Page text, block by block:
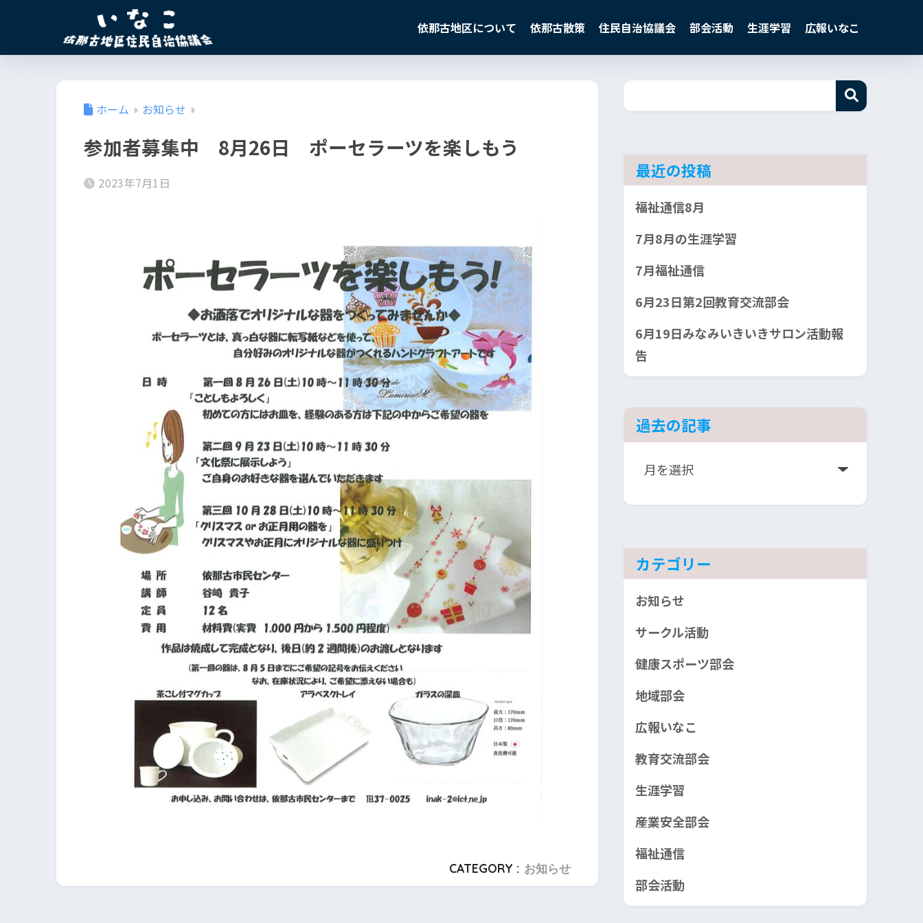
依那古地区について 依那古散策 住民自治協議会 部会活動 生涯学習 広報いなこ
ホーム お知らせ
参加者募集中 8月26日 ポーセラーツを楽しもう
2023年7月1日
CATEGORY : お知らせ
最近の投稿
福祉通信8月
7月8月の生涯学習
7月福祉通信
6月23日第2回教育交流部会
6月19日みなみいきいきサロン活動報
告
過去の記事
ア
カ
ブ
カテゴリー
お知らせ
サークル活動
健康スポーツ部会
地域部会
広報いなこ
教育交流部会
生涯学習
産業安全部会
福祉通信
部会活動